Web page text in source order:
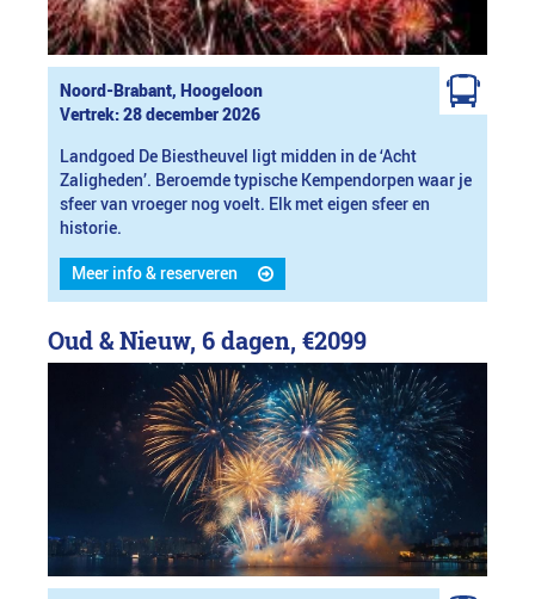
Noord-Brabant, Hoogeloon
Vertrek: 28 december 2026
Landgoed De Biestheuvel ligt midden in de ‘Acht
Zaligheden’. Beroemde typische Kempendorpen waar je
sfeer van vroeger nog voelt. Elk met eigen sfeer en
historie.
Meer info & reserveren
Oud & Nieuw, 6 dagen, €2099